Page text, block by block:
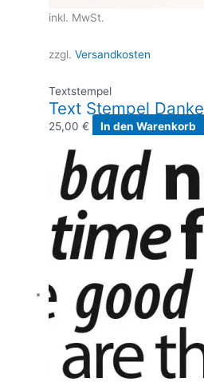
inkl. MwSt.
zzgl.Versandkosten
Textstempel
Text Stempel Danke
25,00€ In den Warenkorb